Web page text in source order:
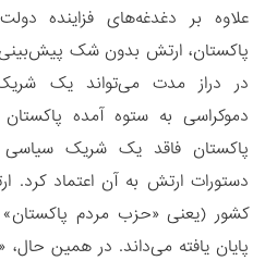
علاوه بر دغدغه‌های فزاینده
پاکستان، ارتش بدون شک
در دراز مدت می‌تواند یک
دموکراسی به ستوه آمده
پاکستان فاقد یک شریک سیاسی
دستورات ارتش به آن اعتماد
کشور (یعنی «حزب مردم
پایان یافته می‌داند. در همین حال،